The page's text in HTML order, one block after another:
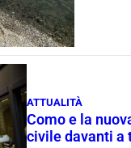
ATTUALITÀ
Como e la
civile davanti a